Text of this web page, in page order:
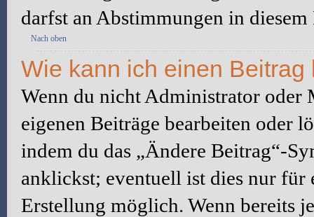
darfst an Abstimmungen in
Nach oben
Wie kann ich einen
Wenn du nicht Administrator oder
eigenen Beiträge bearbeiten oder
indem du das „Ändere Beitrag“-
anklickst; eventuell ist dies nur für
Erstellung möglich. Wenn bereits